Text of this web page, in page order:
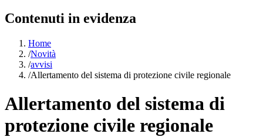
Contenuti in evidenza
Home
/Novità
/avvisi
/Allertamento del sistema di protezione civile regionale
Allertamento del sistema di
protezione civile regionale